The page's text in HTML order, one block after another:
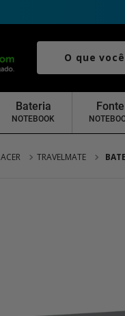
O que você
Bateria
NOTEBOOK
Fonte
ACER TRAVELMATE